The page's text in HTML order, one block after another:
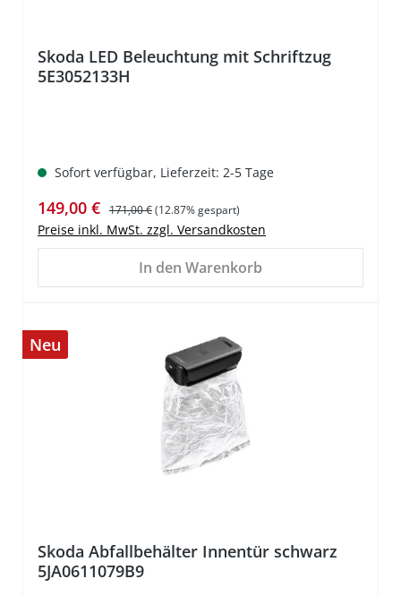
Skoda LED Beleuchtung mit Schriftzug
5E3052133H
Sofort verfügbar, Lieferzeit: 2-5 Tage
Verkaufspreis:
149,00 € Regulärer Preis:
171,00 €(12.87% gespart)
Preise inkl. MwSt. zzgl. Versandkosten
In den Warenkorb
Neu
Skoda Abfallbehälter Innentür schwarz
5JA0611079B9